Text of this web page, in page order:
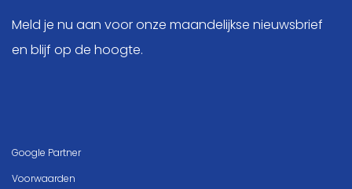
Meld je nu aan voor onze maandelijkse nieuwsbrief
en blijf op de hoogte.
Google Partner
Voorwaarden